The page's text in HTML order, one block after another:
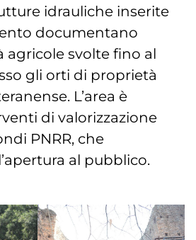
idrauliche inserite
documentano
agricole svolte fino al
gli orti di proprietà
L’area è
di valorizzazione
PNRR, che
al pubblico.